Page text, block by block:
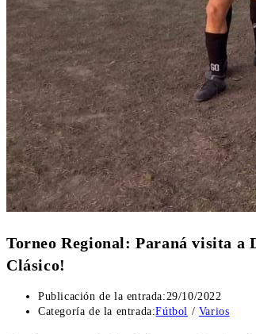
Torneo Regional: Paraná visita a
Clásico!
Publicación de la entrada:29/10/2022
Categoría de la entrada:Fútbol / Varios